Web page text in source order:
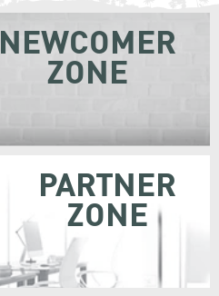
NEWCOMER
ZONE
PARTNER
ZONE